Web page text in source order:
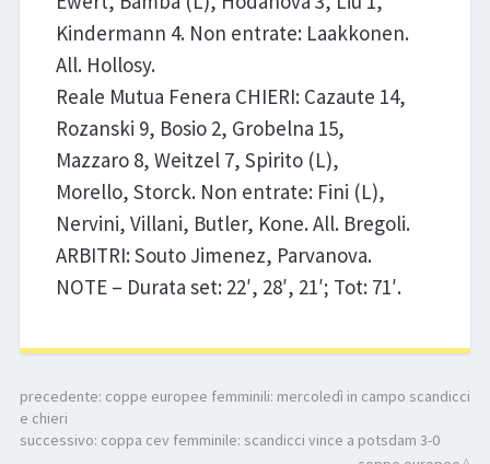
Kindermann 4. Non entrate: Laakkonen.
All. Hollosy.
Reale Mutua Fenera CHIERI: Cazaute 14,
Rozanski 9, Bosio 2, Grobelna 15,
Mazzaro 8, Weitzel 7, Spirito (L),
Morello, Storck. Non entrate: Fini (L),
Nervini, Villani, Butler, Kone. All. Bregoli.
ARBITRI: Souto Jimenez, Parvanova.
NOTE – Durata set: 22′, 28′, 21′; Tot: 71′.
precedente: coppe europee femminili: mercoledì in campo scandicci
e chieri
successivo: coppa cev femminile: scandicci vince a potsdam 3-0